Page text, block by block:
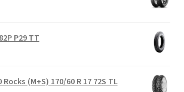
P29 TT
(M+S) 170/60 R 17 72S TL